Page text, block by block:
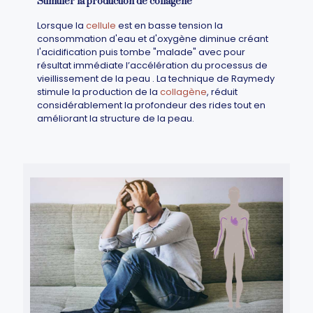
Lorsque la cellule est en basse tension la
consommation d'eau et d'oxygène diminue créant
l'acidification puis tombe "malade" avec pour
résultat immédiate l’accélération du processus de
vieillissement de la peau . La technique de Raymedy
stimule la production de la collagène, réduit
considérablement la profondeur des rides tout en
améliorant la structure de la peau.